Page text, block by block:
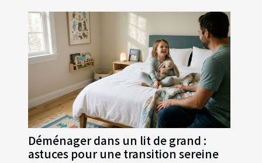
Déménager dans un lit de grand :
astuces pour une transition sereine